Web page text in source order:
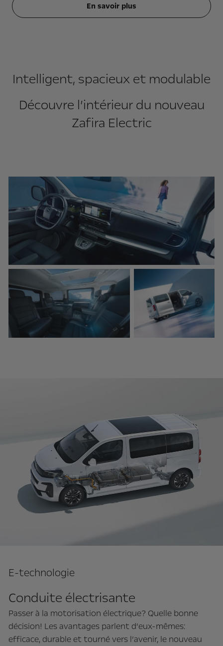
En savoir plus
Intelligent, spacieux et modulable
Découvre l’intérieur du nouveau
Zafira Electric
E-technologie
Conduite électrisante
Passer à la motorisation électrique? Quelle bonne
décision! Les avantages parlent d’eux-mêmes:
efficace, durable et tourné vers l’avenir, le nouveau